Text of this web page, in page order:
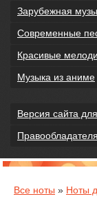
Зарубежная
Современные
Красивые
Музыка из аниме
Версия сайта
Все ноты » Ноты